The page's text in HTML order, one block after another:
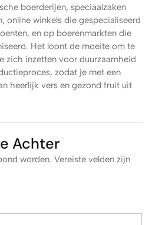
boerderijen, speciaalzaken
online winkels die gespecialiseerd
en op boerenmarkten die
Het loont de moeite om te
zich inzetten voor duurzaamheid
zodat je met een
heerlijk vers en gezond fruit uit
Achter
worden. Vereiste velden zijn